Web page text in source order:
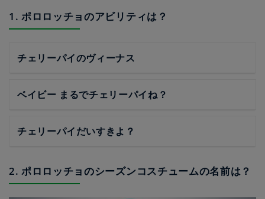
1. ポロロッチョのアビリティは？
チェリーパイのヴィーナス
ベイビー まるでチェリーパイね？
チェリーパイだいすきよ？
2. ポロロッチョのシーズンコスチュームの名前は？